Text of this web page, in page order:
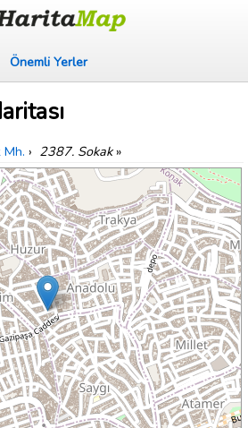
Önemli Yerler
Mh. › 2387. Sokak»